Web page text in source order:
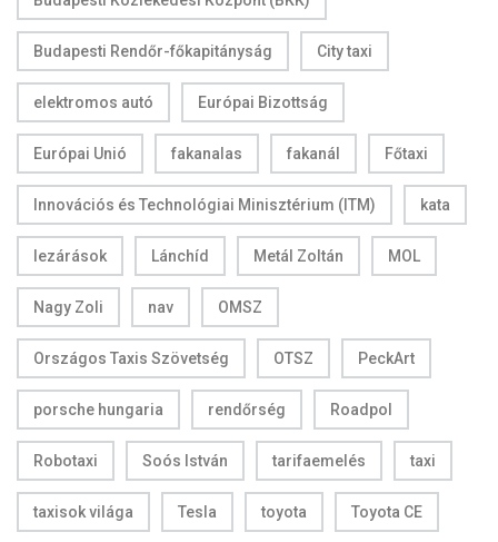
Budapesti Rendőr-főkapitányság City taxi
elektromos autó Európai Bizottság
Európai Unió fakanalas fakanál Főtaxi
Innovációs és Technológiai Minisztérium (ITM) kata
lezárások Lánchíd Metál Zoltán MOL
Nagy Zoli nav OMSZ
Országos Taxis Szövetség OTSZ PeckArt
porsche hungaria rendőrség Roadpol
Robotaxi Soós István tarifaemelés taxi
taxisok világa Tesla toyota Toyota CE